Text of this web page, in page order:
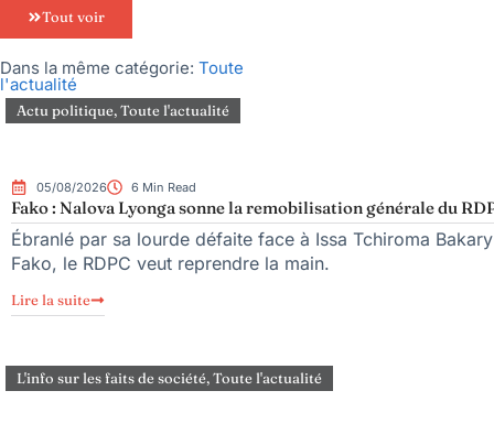
Tout voir
Dans la même catégorie: Toute
l'actualité
Actu politique,Toute l'actualité
05/08/2026 6 Min Read
Fako : Nalova Lyonga sonne la remobilisation générale du
Ébranlé par sa lourde défaite face à Issa Tchiroma
Fako, le RDPC veut reprendre la main.
Lire la suite
L'info sur les faits de société,Toute l'actualité